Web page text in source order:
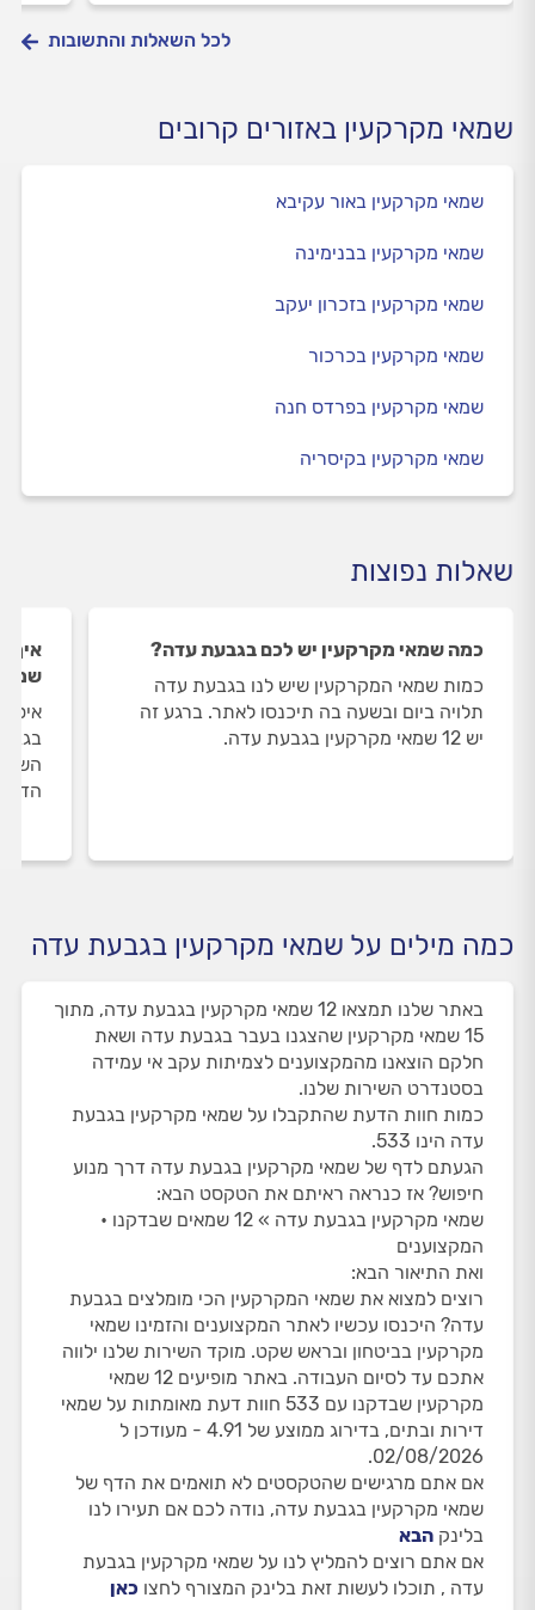
לכל השאלות והתשובות
שמאי מקרקעין באזורים קרובים
שמאי מקרקעין באור עקיבא
שמאי מקרקעין בבנימינה
שמאי מקרקעין בזכרון יעקב
שמאי מקרקעין בכרכור
שמאי מקרקעין בפרדס חנה
שמאי מקרקעין בקיסריה
שאלות נפוצות
כמה שמאי מקרקעין יש לכם בגבעת עדה?
כמות שמאי המקרקעין שיש לנו בגבעת עדה
תלויה ביום ובשעה בה תיכנסו לאתר. ברגע זה
יש 12 שמאי מקרקעין בגבעת עדה.
איך
כמה מילים על שמאי מקרקעין בגבעת עדה
באתר שלנו תמצאו 12 שמאי מקרקעין בגבעת עדה, מתוך
15 שמאי מקרקעין שהצגנו בעבר בגבעת עדה ושאת
חלקם הוצאנו מהמקצוענים לצמיתות עקב אי עמידה
בסטנדרט השירות שלנו.
כמות חוות הדעת שהתקבלו על שמאי מקרקעין בגבעת
עדה הינו 533.
הגעתם לדף של שמאי מקרקעין בגבעת עדה דרך מנוע
חיפוש? אז כנראה ראיתם את הטקסט הבא:
שמאי מקרקעין בגבעת עדה » 12 שמאים שבדקנו •
המקצוענים
ואת התיאור הבא:
רוצים למצוא את שמאי המקרקעין הכי מומלצים בגבעת
עדה? היכנסו עכשיו לאתר המקצוענים והזמינו שמאי
מקרקעין בביטחון ובראש שקט. מוקד השירות שלנו ילווה
אתכם עד לסיום העבודה. באתר מופיעים 12 שמאי
מקרקעין שבדקנו עם 533 חוות דעת מאומתות על שמאי
דירות ובתים, בדירוג ממוצע של 4.91 - מעודכן ל
02/08/2026.
אם אתם מרגישים שהטקסטים לא תואמים את הדף של
שמאי מקרקעין בגבעת עדה, נודה לכם אם תעירו לנו
בלינק הבא
אם אתם רוצים להמליץ לנו על שמאי מקרקעין בגבעת
עדה , תוכלו לעשות זאת בלינק המצורף לחצו כאן